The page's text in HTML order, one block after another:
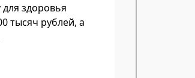
здоровья
тысяч рублей, а